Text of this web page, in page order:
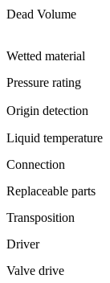
Dead Volume
Wetted material
Pressure rating
Origin detection
Liquid temperature
Connection
Replaceable parts
Transposition
Driver
Valve drive